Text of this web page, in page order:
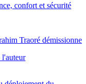
confort et sécurité
Traoré démissionne
l'auteur